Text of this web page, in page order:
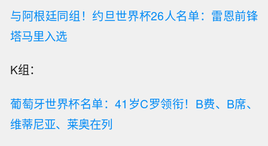
与阿根廷同组！约旦世界杯26人名单：雷恩前锋
塔马里入选
K组：
葡萄牙世界杯名单：41岁C罗领衔！B费、B席、
维蒂尼亚、莱奥在列